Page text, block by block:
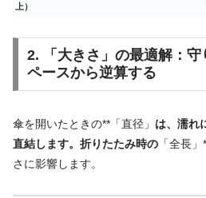
上）
2. 「大きさ」の最適解：
ペースから逆算する
傘を開いたときの**「直径」 は、濡れ
直結します。折りたたみ時の 「全長
さに影響します。